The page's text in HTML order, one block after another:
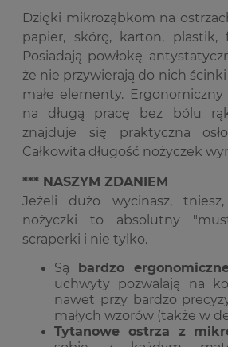
Dzięki mikroząbkom na
papier, skórę, karton, plastik,
Posiadają powłokę
że nie przywierają do nich
małe elementy.
na długą pracę bez bólu
znajduje się praktyczna
Całkowita długość nożyczek
*** NASZYM ZDANIEM
Jeżeli dużo wycinasz,
nożyczki to absolutny
scraperki i nie tylko.
Są bardzo
uchwyty pozwalają na
nawet przy bardzo
małych wzorów (także w
Tytanowe ostrza z